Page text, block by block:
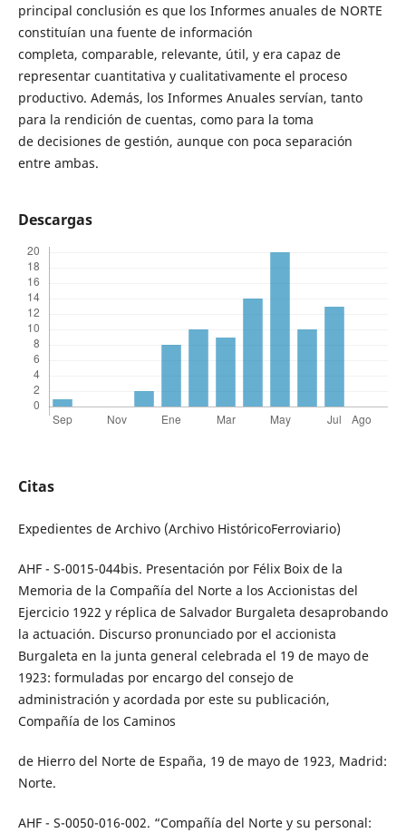
principal conclusión es que los Informes anuales de NORTE
constituían una fuente de información
completa, comparable, relevante, útil, y era capaz de
representar cuantitativa y cualitativamente el proceso
productivo. Además, los Informes Anuales servían, tanto
para la rendición de cuentas, como para la toma
de decisiones de gestión, aunque con poca separación
entre ambas.
Descargas
Citas
Expedientes de Archivo (Archivo HistóricoFerroviario)
AHF - S-0015-044bis. Presentación por Félix Boix de la
Memoria de la Compañía del Norte a los Accionistas del
Ejercicio 1922 y réplica de Salvador Burgaleta desaprobando
la actuación. Discurso pronunciado por el accionista
Burgaleta en la junta general celebrada el 19 de mayo de
1923: formuladas por encargo del consejo de
administración y acordada por este su publicación,
Compañía de los Caminos
de Hierro del Norte de España, 19 de mayo de 1923, Madrid:
Norte.
AHF - S-0050-016-002. “Compañía del Norte y su personal: